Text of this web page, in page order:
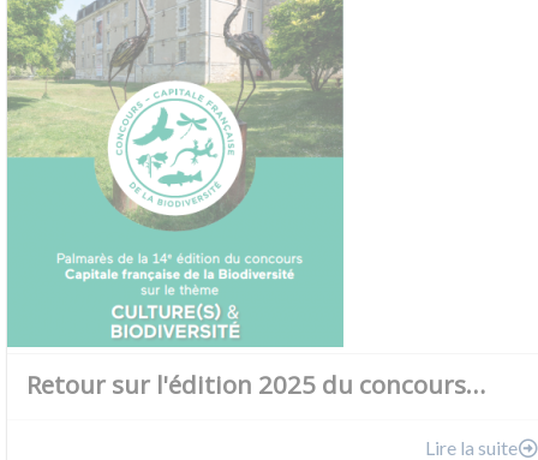
Retour sur l'édition 2025 du concours…
Lire la suite